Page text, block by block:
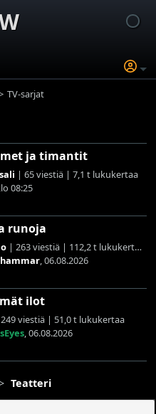
TV-sarjat
ja timantit
| 65 viestiä | 7,1 t lukukertaa
08:25
runoja
| 263 viestiä | 112,2 t lukukertaa
, 06.08.2026
ilot
viestiä | 51,0 t lukukertaa
, 06.08.2026
Teatteri